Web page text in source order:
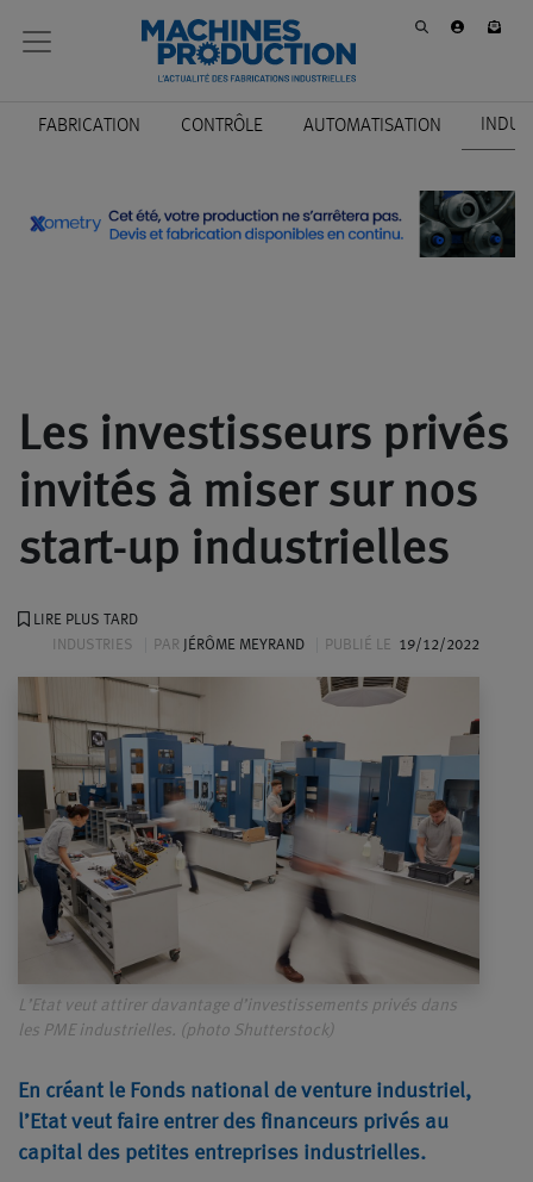
FABRICATION CONTRÔLE AUTOMATISATION
Les investisseurs privés
invités à miser sur nos
start-up industrielles
LIRE PLUS TARD
INDUSTRIES
PAR JÉRÔME MEYRAND PUBLIÉ LE 19/12/2022
L’Etat veut attirer davantage d’investissements privés dans
les PME industrielles. (photo Shutterstock)
En créant le Fonds national de venture industriel,
l’Etat veut faire entrer des financeurs privés au
capital des petites entreprises industrielles.